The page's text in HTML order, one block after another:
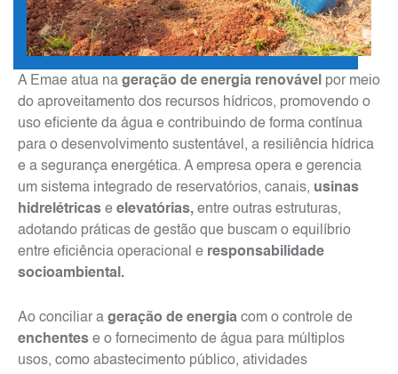
A Emae atua na geração de energia renovável por meio
do aproveitamento dos recursos hídricos, promovendo o
uso eficiente da água e contribuindo de forma contínua
para o desenvolvimento sustentável, a resiliência hídrica
e a segurança energética. A empresa opera e gerencia
um sistema integrado de reservatórios, canais, usinas
hidrelétricas e elevatórias, entre outras estruturas,
adotando práticas de gestão que buscam o equilíbrio
entre eficiência operacional e responsabilidade
socioambiental.
Ao conciliar a geração de energia com o controle de
enchentes e o fornecimento de água para múltiplos
usos, como abastecimento público, atividades